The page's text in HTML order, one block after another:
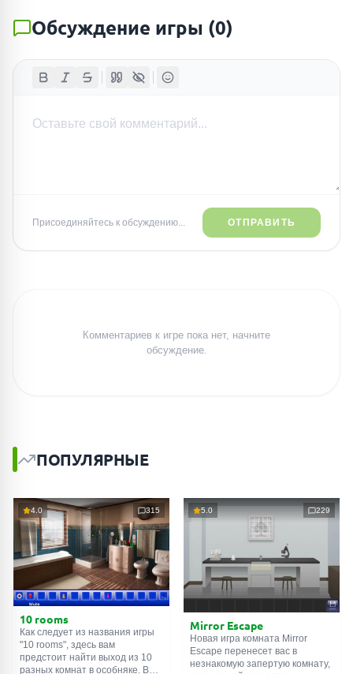
Обсуждение игры (0)
Присоединяйтесь к обсуждению... ОТПРАВИТЬ
Комментариев к игре пока нет, начните
обсуждение.
ПОПУЛЯРНЫЕ
4.0 315
10 rooms
Как следует из названия игры
"10 rooms", здесь вам
предстоит найти выход из 10
разных комнат в особняке. В
5.0 229
Mirror Escape
Новая игра комната Mirror
Escape перенесет вас в
незнакомую запертую комнату,